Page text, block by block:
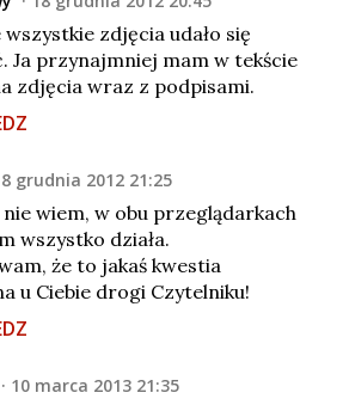
wszystkie zdjęcia udało się
Ja przynajmniej mam w tekście
zdjęcia wraz z podpisami.
grudnia 2012 21:25
wiem, w obu przeglądarkach
wszystko działa.
że to jakaś kwestia
u Ciebie drogi Czytelniku!
10 marca 2013 21:35